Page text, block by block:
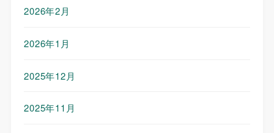
2026年2月
2026年1月
2025年12月
2025年11月